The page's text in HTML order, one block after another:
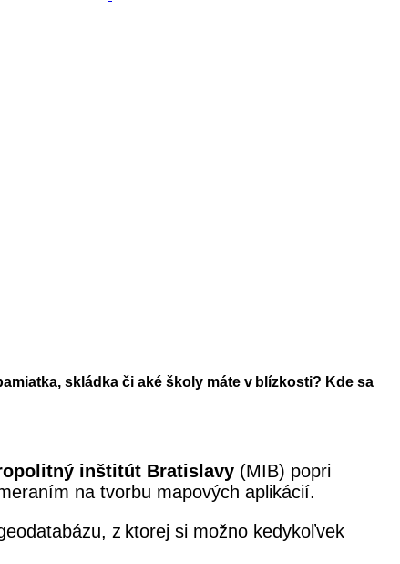
skládka či aké školy máte v blízkosti? Kde sa
inštitút Bratislavy (MIB) popri
na tvorbu mapových aplikácií.
z ktorej si možno kedykoľvek